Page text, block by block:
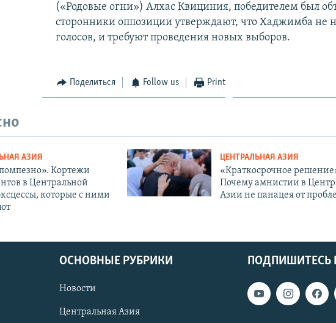
(«Родовые огни») Алхас Квициния, победителем был
сторонники оппозиции утверждают, что Хаджимба не
голосов, и требуют проведения новых выборов.
Поделиться Follow us Print
АЗИЯ
Кортежи
в Центральной
которые с ними
ЦЕНТРАЛЬНАЯ АЗИЯ
«Краткосрочное
Почему амнистии в
Азии не панацея от
ПОДПИШИТЕСЬ
ОСНОВНЫЕ РУБРИКИ
Новости
Центральная Азия